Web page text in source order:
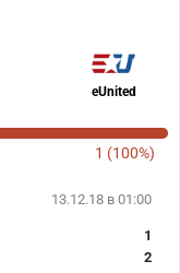
eUnited
1 (100%)
13.12.18 в 01:00
1
2